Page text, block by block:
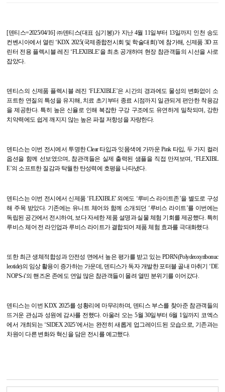
[덴티스=2025/04/16] ㈜덴티스(대표 심기봉)가 지난4월 11일부터 13일까지 인천 송도
컨벤시아에서 열린 ‘KDX 2025(국제종합전시회 및 학술대회)’에 참가해, 신제품 3D 프
린터 전용 플렉시블 레진 ‘FLEXIBLE’을 최초 공개하며 현장 참관객들의 시선을 사로
잡았다.
덴티스의 신제품 플렉시블 레진 ‘FLEXIBLE’은 시간의 경과에도 물성의 변화없이 소
프트한 연질의 특성을 유지해, 치료 초기부터 종료 시점까지 일관되게 편안한 착용감
을 제공한다. 특히 높은 신율로 인해 복잡한 구강 구조에도 유연하게 밀착되며, 강한
치악력에도 쉽게 깨지지 않는 높은 파절 저항성을 자랑한다.
덴티스는 이번 전시에서 투명한Clear 타입과 잇몸색에 가까운 Pink 타입, 두 가지 컬러
옵션을 함께 선보였으며, 참관객들은 실제 출력된 샘플을 직접 만져보며, ‘FLEXIBL
E’의 소프트한 질감과 탁월한 탄성력에 호평을 나타냈다.
덴티스는 이번 전시에서 신제품 ‘FLEXIBLE’ 외에도 ‘루비스 라이트존’을 별도로 구성
해 주목 받았다. 기존에는 유니트 체어와 함께 소개되던 ‘루비스 라이트 ’를 이번에는
독립된 공간에서 전시하여 보다 자세한 제품 설명과 실물 체험 기회를 제공했다. 특히
루비스 체어 전 라인업과 루비스 라이트가 결합되어 제품 체험 효과를 극대화했다.
또한 최근 생체적합성과 안전성 면에서 높은 평가를 받고 있는 PDRN(Polydeoxyribonuc
leotide)의 임상 활용이 증가하는 가운데, 덴티스가 독자 개발한 포터블 골내 마취기 ‘DE
NOPS-i’의 핸즈온 존에도 연일 많은 참관객들이 몰려 열띤 분위기를 이어갔다.
덴티스는 이번 KDX 2025를 성황리에 마무리하며, 덴티스 부스를 찾아준 참관객들의
뜨거운 관심과 성원에 감사를 전했다. 아울러 오는 5월 30일부터 6월 1일까지 코엑스
에서 개최되는 ‘SIDEX 2025’에서는 완전히 새롭게 업그레이드된 모습으로, 기존과는
차원이 다른 변화와 혁신을 담은 전시를 예고했다.